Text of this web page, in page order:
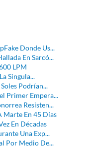
Donde Us...
En Sarcó...
LPM
Singula...
Podrían...
Primer Empera...
Resisten...
Marte En 45 Días
En Décadas
Una Exp...
Por Medio De...